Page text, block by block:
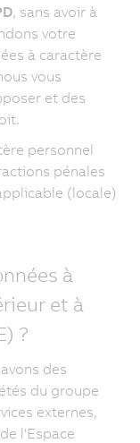
, sans avoir à
votre
à caractère
vous
et des
personnel
pénales
(locale)
à
et à
?
des
du groupe
externes,
l'Espace